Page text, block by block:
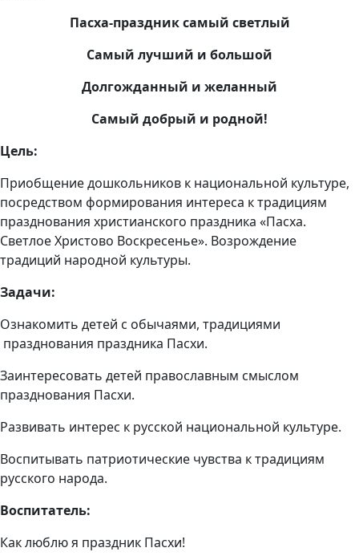
Пасха-праздник самый светлый
Самый лучший и большой
Долгожданный и желанный
Самый добрый и родной!
Цель:
Приобщение дошкольников к национальной культуре,
посредством формирования интереса к традициям
празднования христианского праздника «Пасха.
Светлое Христово Воскресенье». Возрождение
традиций народной культуры.
Задачи:
Ознакомить детей с обычаями, традициями
празднования праздника Пасхи.
Заинтересовать детей православным смыслом
празднования Пасхи.
Развивать интерес к русской национальной культуре.
Воспитывать патриотические чувства к традициям
русского народа.
Воспитатель:
Как люблю я праздник Пасхи!